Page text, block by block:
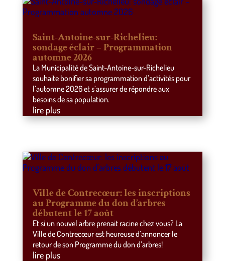
Saint-Antoine-sur-Richelieu:
sondage éclair – Programmation
automne 2026
La Municipalité de Saint-Antoine-sur-Richelieu
souhaite bonifier sa programmation d’activités pour
l’automne 2026 et s’assurer de répondre aux
besoins de sa population.
lire plus
Ville de Contrecœur: les inscriptions
au Programme du don d’arbres
débutent le 17 août
Et si un nouvel arbre prenait racine chez vous? La
Ville de Contrecœur est heureuse d’annoncer le
retour de son Programme du don d’arbres!
lire plus